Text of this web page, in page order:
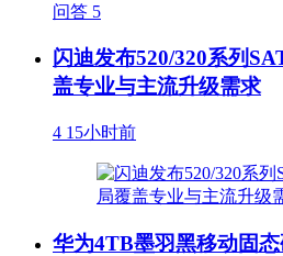
问答 5
闪迪发布520/320系列
盖专业与主流升级需求
4 15小时前
华为4TB墨羽黑移动固